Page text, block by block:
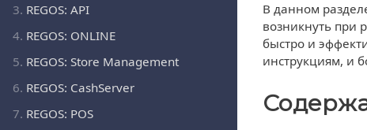
3. REGOS: API
4. REGOS: ONLINE
5. REGOS: Store Management
6. REGOS: CashServer
7. REGOS: POS
В данном
возникнуть при
быстро и
инструкциям, и